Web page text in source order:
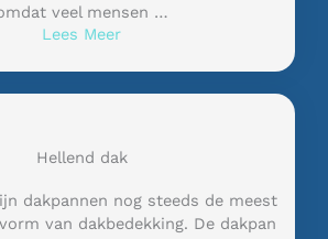
veel mensen …
Lees Meer
Hellend dak
dakpannen nog steeds de meest
van dakbedekking. De dakpan